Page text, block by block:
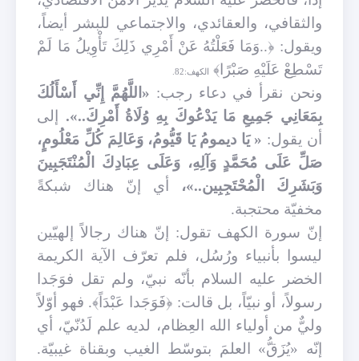
والثقافي، والعقائدي، والاجتماعي للبشر أيضاً،
ويقول: ﴿..وَمَا فَعَلْتُهُ عَنْ أَمْرِي ذَلِكَ تَأْوِيلُ مَا لَمْ
تَسْطِعْ عَلَيْهِ صَبْرًا﴾
الكهف:82.
ونحن نقرأ في دعاء رجب: «اللَّهُمَّ إِنِّي أَسْأَلُكَ
بِمَعَانِي‏ جَمِيعِ‏ مَا يَدْعُوكَ بِهِ وُلَاةُ أَمْرِكَ..». إلى
أن يقول: « يَا ديمومُ يَا قَيُّومُ، وَعَالِمَ كُلِّ مَعْلُومٍ،
صَلِّ عَلَى مُحَمَّدٍ وَآلِهِ، وَعَلَى عِبَادِكَ الْمُنْتَجَبِينَ
وَبَشَرِكَ‏ الْمُحْتَجِبِين‏..»،
أي إنّ هناك شبكةً
مخفيّة محتجبة.
إنّ سورة الكهف تقول: إنّ هناك رجالاً إلهيّين
ليسوا بأنبياء ورُسُل، فلم تعرّف الآية الكريمة
الخضر عليه السلام بأنّه نبيّ، ولم تقل فوَجَدا
رسولاً، أو نبيّاً، بل قالت: ﴿فَوَجَدا عَبْدَاً﴾. فهو أوّلاً
وليٌّ من أولياء الله العِظام، لديه علم لَدُنّيّ، أي
إنّه «يُزَقُّ» العلمَ بتوسّط الغيب وبقناة غيبيّة.